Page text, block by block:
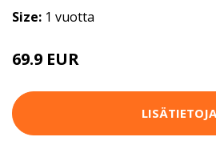
Size: 1 vuotta
69.9 EUR
LISÄTIETOJA